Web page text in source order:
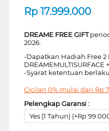
Rp 17.999.000
DREAME FREE GIFT
2026.
-Dapatkan Hadiah Free 2
DREAMEMULTISURFACE
-Syarat ketentuan berlaku
Cicilan 0% mulai dari Rp
Pelengkap Garansi :
Yes (1 Tahun) (+Rp